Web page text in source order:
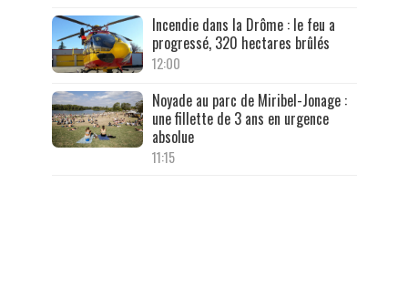
Incendie dans la Drôme : le feu a
progressé, 320 hectares brûlés
12:00
Noyade au parc de Miribel-Jonage :
une fillette de 3 ans en urgence
absolue
11:15